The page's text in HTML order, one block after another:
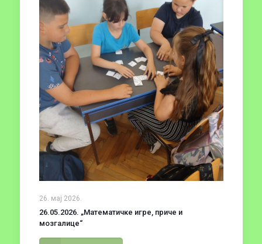
26. мај 2026.
26.05.2026. „Математичке игре, приче и
мозгалице“